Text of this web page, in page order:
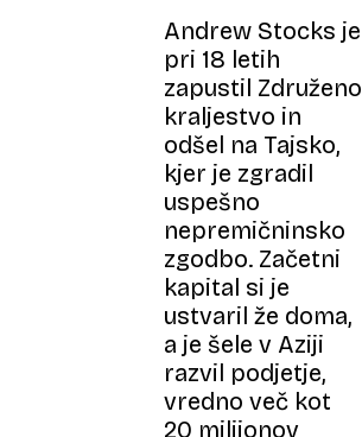
Andrew Stocks je
pri 18 letih
zapustil Združeno
kraljestvo in
odšel na Tajsko,
kjer je zgradil
uspešno
nepremičninsko
zgodbo. Začetni
kapital si je
ustvaril že doma,
a je šele v Aziji
razvil podjetje,
vredno več kot
20 milijonov